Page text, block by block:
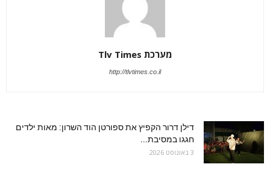
מערכת Tlv Times
http://tlvtimes.co.il
דילן דרור הקפיץ את ספורטן הוד השרון: מאות ילדים
חגגו במסיבת...
3 באוגוסט 2026